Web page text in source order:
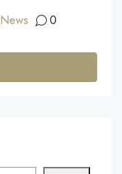
News 0